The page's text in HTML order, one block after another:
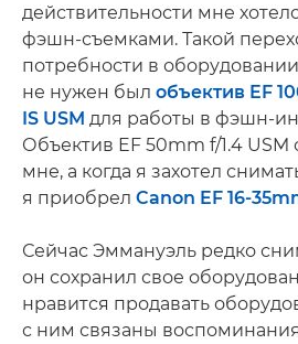
действительности мне
фэшн-съемками. Такой
потребности в
не нужен был объектив EF
IS USM для работы в фэшн-
Объектив EF 50mm f/1.4 USM
мне, а когда я захотел
я приобрел Canon EF 16-
Сейчас Эммануэль редко
он сохранил свое
нравится продавать
с ним связаны